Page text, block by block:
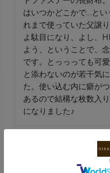
はいつかどこかで…とい
れまで使っていた父譲
よ駄目になり、よし、
よう、ということで、
です。とっっっても可
と添わないのが若干気
た。使い込む内に癖が
あるので結構な枚数入
になりました♪